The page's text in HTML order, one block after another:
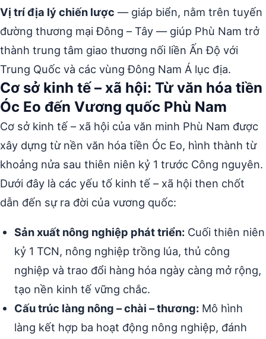
Vị trí địa lý chiến lược — giáp biển, nằm trên tuyến
đường thương mại Đông – Tây — giúp Phù Nam trở
thành trung tâm giao thương nối liền Ấn Độ với
Trung Quốc và các vùng Đông Nam Á lục địa.
Cơ sở kinh tế – xã hội: Từ văn hóa tiền
Óc Eo đến Vương quốc Phù Nam
Cơ sở kinh tế – xã hội của văn minh Phù Nam được
xây dựng từ nền văn hóa tiền Óc Eo, hình thành từ
khoảng nửa sau thiên niên kỷ 1 trước Công nguyên.
Dưới đây là các yếu tố kinh tế – xã hội then chốt
dẫn đến sự ra đời của vương quốc:
Sản xuất nông nghiệp phát triển: Cuối thiên niên
kỷ 1 TCN, nông nghiệp trồng lúa, thủ công
nghiệp và trao đổi hàng hóa ngày càng mở rộng,
tạo nền kinh tế vững chắc.
Cấu trúc làng nông – chài – thương: Mô hình
làng kết hợp ba hoạt động nông nghiệp, đánh